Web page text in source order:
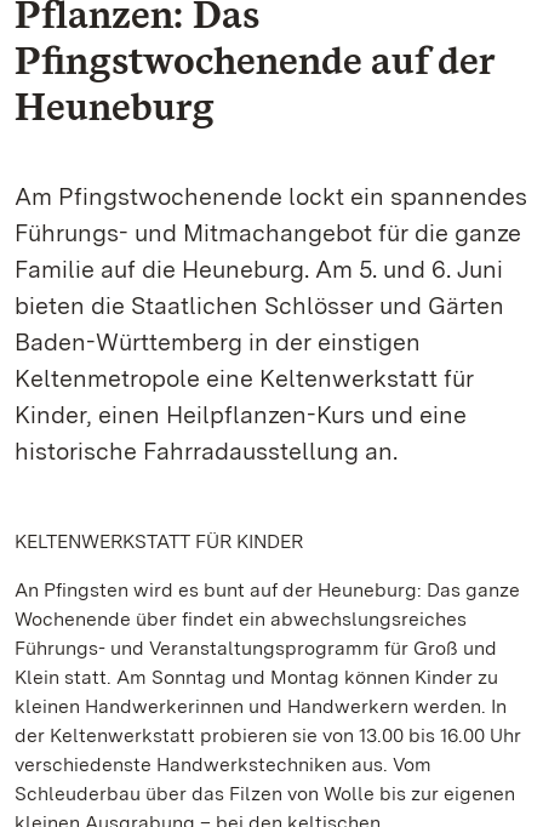
Pflanzen: Das
Pfingstwochenende auf der
Heuneburg
Am Pfingstwochenende lockt ein spannendes
Führungs- und Mitmachangebot für die ganze
Familie auf die Heuneburg. Am 5. und 6. Juni
bieten die Staatlichen Schlösser und Gärten
Baden-Württemberg in der einstigen
Keltenmetropole eine Keltenwerkstatt für
Kinder, einen Heilpflanzen-Kurs und eine
historische Fahrradausstellung an.
KELTENWERKSTATT FÜR KINDER
An Pfingsten wird es bunt auf der Heuneburg: Das ganze
Wochenende über findet ein abwechslungsreiches
Führungs- und Veranstaltungsprogramm für Groß und
Klein statt. Am Sonntag und Montag können Kinder zu
kleinen Handwerkerinnen und Handwerkern werden. In
der Keltenwerkstatt probieren sie von 13.00 bis 16.00 Uhr
verschiedenste Handwerkstechniken aus. Vom
Schleuderbau über das Filzen von Wolle bis zur eigenen